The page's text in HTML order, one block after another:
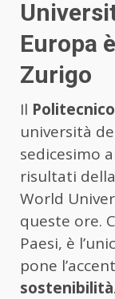
Europa
Zurigo
Il
università
sedicesimo
risultati
World
queste ore.
Paesi, è
pone
sostenibilità.